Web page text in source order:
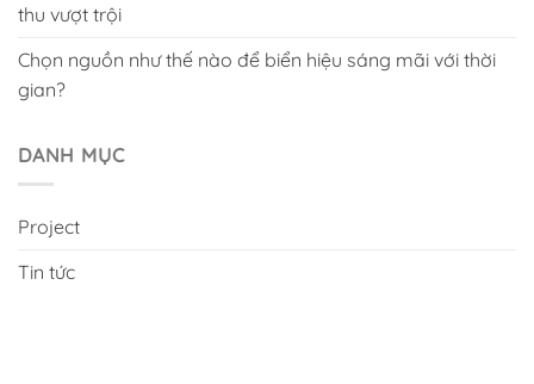
thu vượt trội
Chọn nguồn như thế nào để biển hiệu sáng mãi với thời
gian?
DANH MỤC
Project
Tin tức